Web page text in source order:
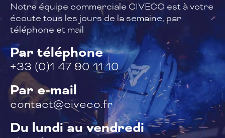
Notre équipe commerciale CIVECO est àvotre
écoute tous les jours de la semaine, par
téléphone et mail
Par téléphone
+33 (0)1 47 90 11 10
Par e-mail
contact@civeco.fr
Du lundi au vendredi